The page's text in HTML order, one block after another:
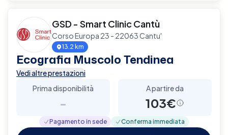
GSD - Smart Clinic Cantù
Corso Europa 23 - 22063 Cantu'
13.2 km
Ecografia Muscolo Tendinea
Vedi altre prestazioni
Prima disponibilità
-
A partire da
103€
Pagamento in sede Conferma immediata